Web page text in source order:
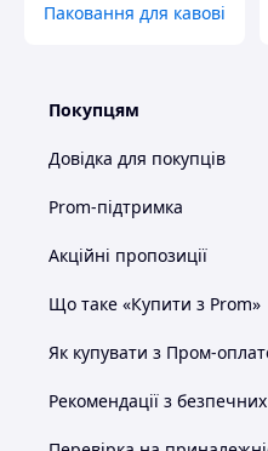
Паковання для кавові
Покупцям
Довідка для покупців
Prom-підтримка
Акційні пропозиції
Що таке «Купити з Prom»
Як купувати з Пром-
Рекомендації з